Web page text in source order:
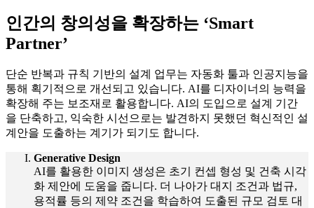
인간의 창의성을 확장하는 ‘Smart
Partner’
단순 반복과 규칙 기반의 설계 업무는 자동화 툴과 인공지능을
통해 획기적으로 개선되고 있습니다. AI를 디자이너의 능력을
확장해 주는 보조재로 활용합니다. AI의 도입으로 설계 기간
을 단축하고, 익숙한 시선으로는 발견하지 못했던 혁신적인 설
계안을 도출하는 계기가 되기도 합니다.
Generative Design
AI를 활용한 이미지 생성은 초기 컨셉 형성 및 건축 시각
화 제안에 도움을 줍니다. 더 나아가 대지 조건과 법규,
용적률 등의 제약 조건을 학습하여 도출된 규모 검토 대